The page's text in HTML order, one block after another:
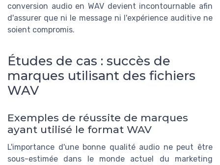
conversion audio en WAV devient incontournable afin
d'assurer que ni le message ni l'expérience auditive ne
soient compromis.
Études de cas : succès de
marques utilisant des fichiers
WAV
Exemples de réussite de marques
ayant utilisé le format WAV
L'importance d'une bonne qualité audio ne peut être
sous-estimée dans le monde actuel du marketing